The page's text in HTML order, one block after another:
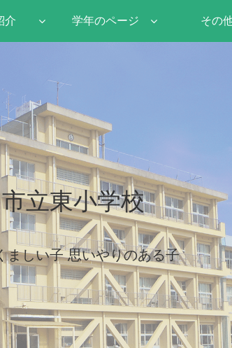
立東小学校
ましい子 思いやりのある子
介 学年のページ その